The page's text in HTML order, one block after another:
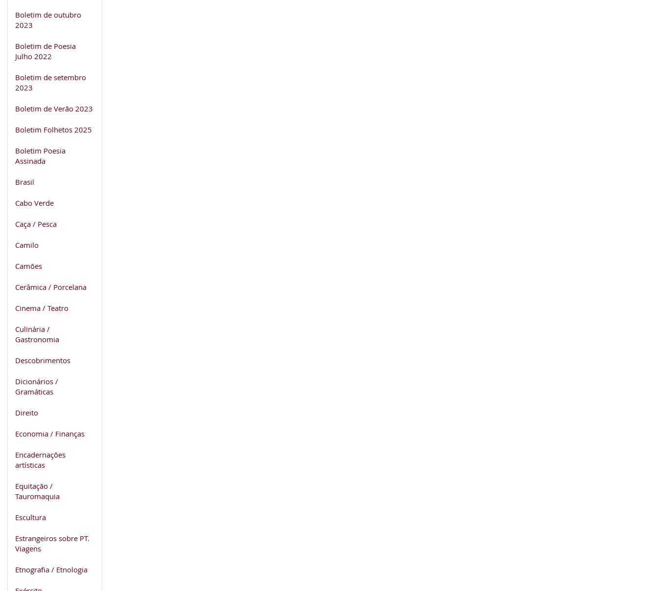
Boletim de outubro
2023
Boletim de Poesia
Julho 2022
Boletim de setembro
2023
Boletim de Verão 2023
Boletim Folhetos 2025
Boletim Poesia
Assinada
Brasil
Cabo Verde
Caça / Pesca
Camilo
Camões
Cerâmica / Porcelana
Cinema / Teatro
Culinária /
Gastronomia
Descobrimentos
Dicionários /
Gramáticas
Direito
Economia / Finanças
Encadernações
artísticas
Equitação /
Tauromaquia
Escultura
Estrangeiros sobre PT.
Viagens
Etnografia / Etnologia